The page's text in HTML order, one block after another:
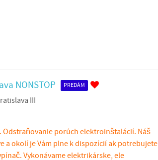
NONSTOP PREDÁM
III
Odstraňovanie porúch elektroinštalácií. Náš
a okolí je Vám plne k dispozícií ak potrebujete
Vykonávame elektrikárske, ele